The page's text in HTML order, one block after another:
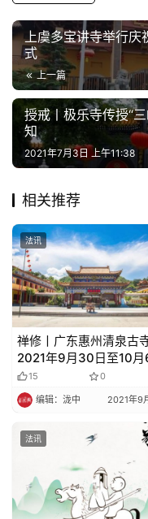
上虞多宝讲寺举行庆
式
上一篇
授戒丨极乐寺传授“
知
2021年7月3日 上午11:38
相关推荐
法讯
禅修丨广东惠州清泉古
2021年9月30日至10月
功德人生内观禅修营开
名
15 0
编辑：泷中 2021年9
法讯